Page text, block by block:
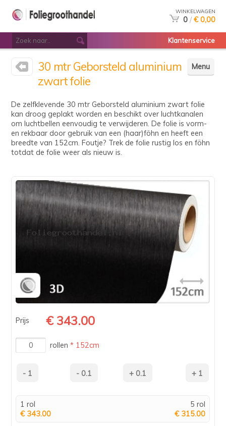
WINKELWAGEN
0 / € 0,00
Klantenservice
Menu
30 mtr Geborsteld aluminium
zwart folie
De zelfklevende 30 mtr Geborsteld aluminium zwart folie
kan droog geplakt worden en beschikt over luchtkanalen
om luchtbellen eenvoudig te verwijderen. De folie is vorm-
en rekbaar door gebruik van een (haar)föhn en heeft een
breedte van 152cm. Foutje? Trek de folie rustig los en föhn
totdat de folie weer als nieuw is.
Prijs € 343.00
rollen* 152cm
1 rol
€ 343.00
5 rol
€ 315.00